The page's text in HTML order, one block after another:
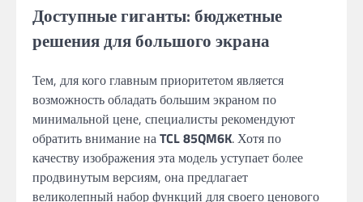
Доступные гиганты: бюджетные
решения для большого экрана
Тем, для кого главным приоритетом является
возможность обладать большим экраном по
минимальной цене, специалисты рекомендуют
обратить внимание наTCL 85QM6K. Хотя по
качеству изображения эта модель уступает более
продвинутым версиям, она предлагает
великолепный набор функций для своего ценового